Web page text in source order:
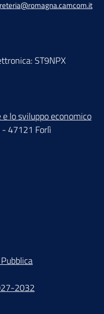
ST9NPX
lo sviluppo economico
- 47121 Forlì
2032